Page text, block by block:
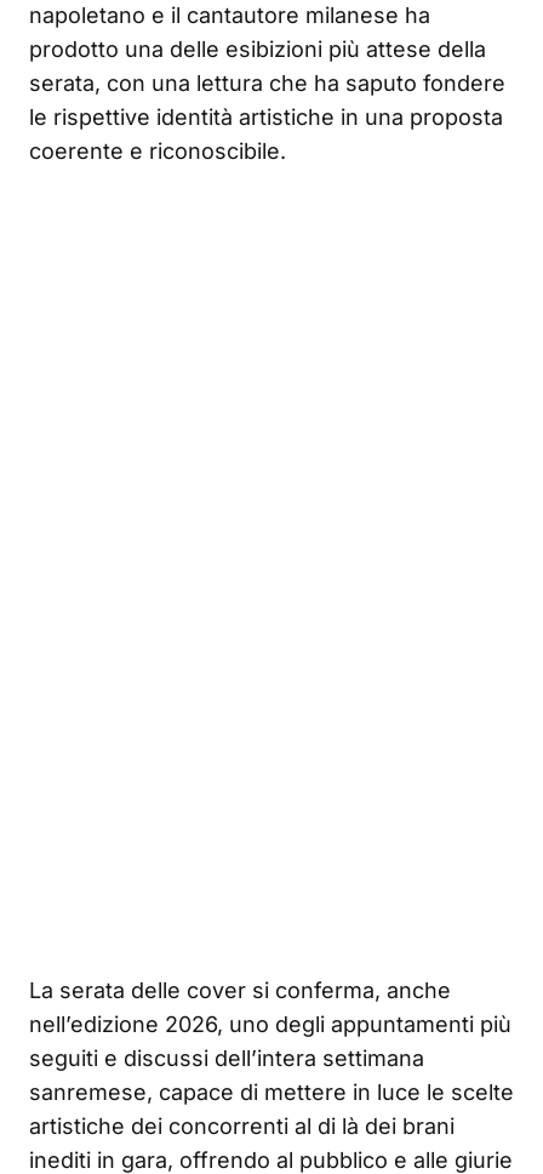
napoletano e il cantautore milanese ha
prodotto una delle esibizioni più attese della
serata, con una lettura che ha saputo fondere
le rispettive identità artistiche in una proposta
coerente e riconoscibile.
La serata delle cover si conferma, anche
nell’edizione 2026, uno degli appuntamenti più
seguiti e discussi dell’intera settimana
sanremese, capace di mettere in luce le scelte
artistiche dei concorrenti al di là dei brani
inediti in gara, offrendo al pubblico e alle giurie